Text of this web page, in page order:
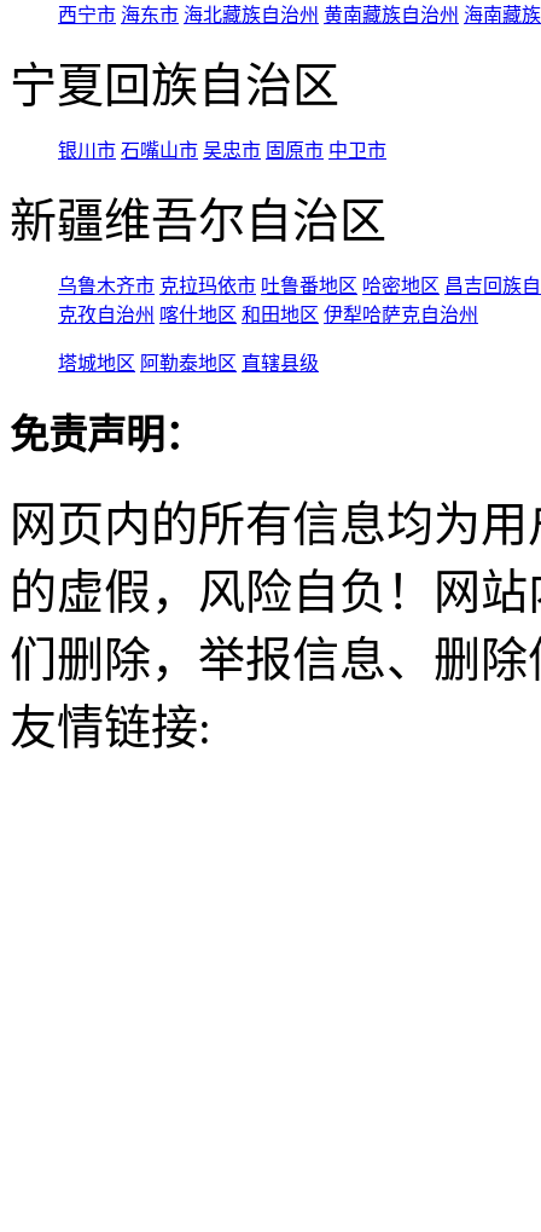
西宁市 海东市 海北藏族自治州 黄南藏族自治州 海南藏
宁夏回族自治区
银川市 石嘴山市 吴忠市 固原市 中卫市
新疆维吾尔自治区
乌鲁木齐市 克拉玛依市 吐鲁番地区 哈密地区 昌吉回族
克孜自治州 喀什地区 和田地区 伊犁哈萨克自治州
塔城地区 阿勒泰地区 直辖县级
免责声明：
网页内的所有信息均为
的虚假，风险自负！网
们删除，举报信息、删
友情链接: